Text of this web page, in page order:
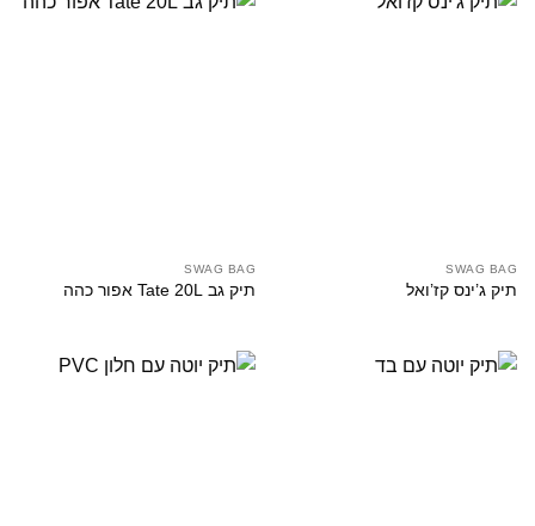
SWAG BAG
תיק ג’ינס קז’ואל
SWAG BAG
תיק גב Tate 20L אפור כהה